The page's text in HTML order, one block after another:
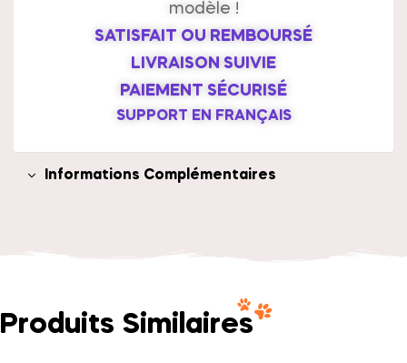
modèle !
SATISFAIT OU REMBOURSÉ
LIVRAISON SUIVIE
PAIEMENT SÉCURISÉ
SUPPORT EN FRANÇAIS
Informations Complémentaires
Produits Similaires